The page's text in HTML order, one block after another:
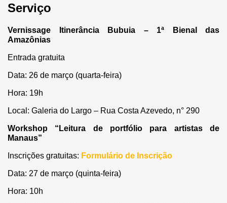
Serviço
Vernissage Itinerância Bubuia – 1ª Bienal das
Amazônias
Entrada gratuita
Data: 26 de março (quarta-feira)
Hora: 19h
Local: Galeria do Largo – Rua Costa Azevedo, n° 290
Workshop “Leitura de portfólio para artistas de
Manaus”
Inscrições gratuitas: Formulário de Inscrição
Data: 27 de março (quinta-feira)
Hora: 10h